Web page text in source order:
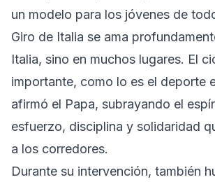
un modelo para los jóvenes de
Giro de Italia se ama
Italia, sino en muchos lugares. El
importante, como lo es el deporte
afirmó el Papa, subrayando el
esfuerzo, disciplina y solidaridad
a los corredores.
Durante su intervención, también